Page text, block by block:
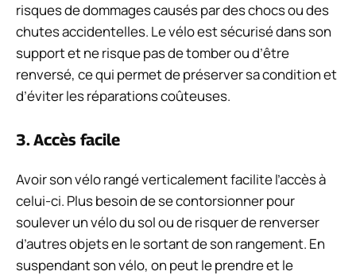
risques de dommages causés par des chocs ou des
chutes accidentelles. Le vélo est sécurisé dans son
support et ne risque pas de tomber ou d’être
renversé, ce qui permet de préserver sa condition et
d’éviter les réparations coûteuses.
3. Accès facile
Avoir son vélo rangé verticalement facilite l’accès à
celui-ci. Plus besoin de se contorsionner pour
soulever un vélo du sol ou de risquer de renverser
d’autres objets en le sortant de son rangement. En
suspendant son vélo, on peut le prendre et le